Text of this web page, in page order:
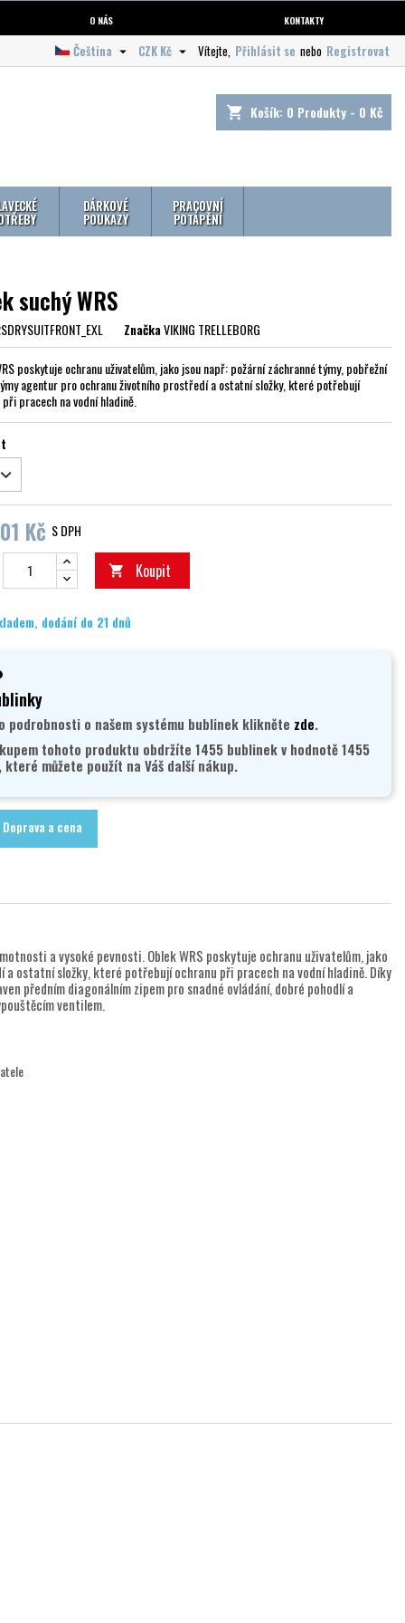
O NÁS KONTAKTY
Vítejte, Přihlásit se nebo Registrovat
CZK Kč 
Čeština 
shopping_cart Košík: 0 Produkty - 0 Kč
DÁRKOVÉ
POUKAZY
PRACOVNÍ
POTÁPĚNÍ
suchý WRS
ZnačkaVIKING TRELLEBORG
poskytuje ochranu uživatelům, jako jsou např: požární záchranné týmy, pobřežní
agentur pro ochranu životního prostředí a ostatní složky, které potřebují
pracech na vodní hladině.
Kč S DPH
 Koupit
dodání do 21 dnů
podrobnosti o našem systému bublinek klikněte zde.
tohoto produktu obdržíte 1455 bublinek v hodnotě 1455
které můžete použít na Váš další nákup.
Doprava a cena
a vysoké pevnosti. Oblek WRS poskytuje ochranu uživatelům, jako
ostatní složky, které potřebují ochranu při pracech na vodní hladině. Díky
předním diagonálním zipem pro snadné ovládání, dobré pohodlí a
ventilem.